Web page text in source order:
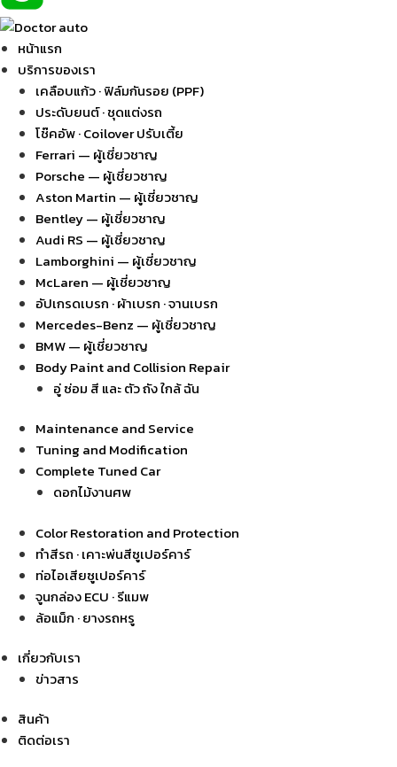
หน้าแรก
บริการของเรา
เคลือบแก้ว · ฟิล์มกันรอย (PPF)
ประดับยนต์ · ชุดแต่งรถ
โช๊คอัพ · Coilover ปรับเตี้ย
Ferrari — ผู้เชี่ยวชาญ
Porsche — ผู้เชี่ยวชาญ
Aston Martin — ผู้เชี่ยวชาญ
Bentley — ผู้เชี่ยวชาญ
Audi RS — ผู้เชี่ยวชาญ
Lamborghini — ผู้เชี่ยวชาญ
McLaren — ผู้เชี่ยวชาญ
อัปเกรดเบรก · ผ้าเบรก · จานเบรก
Mercedes-Benz — ผู้เชี่ยวชาญ
BMW — ผู้เชี่ยวชาญ
Body Paint and Collision Repair
อู่ ซ่อม สี และ ตัว ถัง ใกล้ ฉัน
Maintenance and Service
Tuning and Modification
Complete Tuned Car
ดอกไม้งานศพ
Color Restoration and Protection
ทำสีรถ · เคาะพ่นสีซูเปอร์คาร์
ท่อไอเสียซูเปอร์คาร์
จูนกล่อง ECU · รีแมพ
ล้อแม็ก · ยางรถหรู
เกี่ยวกับเรา
ข่าวสาร
สินค้า
ติดต่อเรา